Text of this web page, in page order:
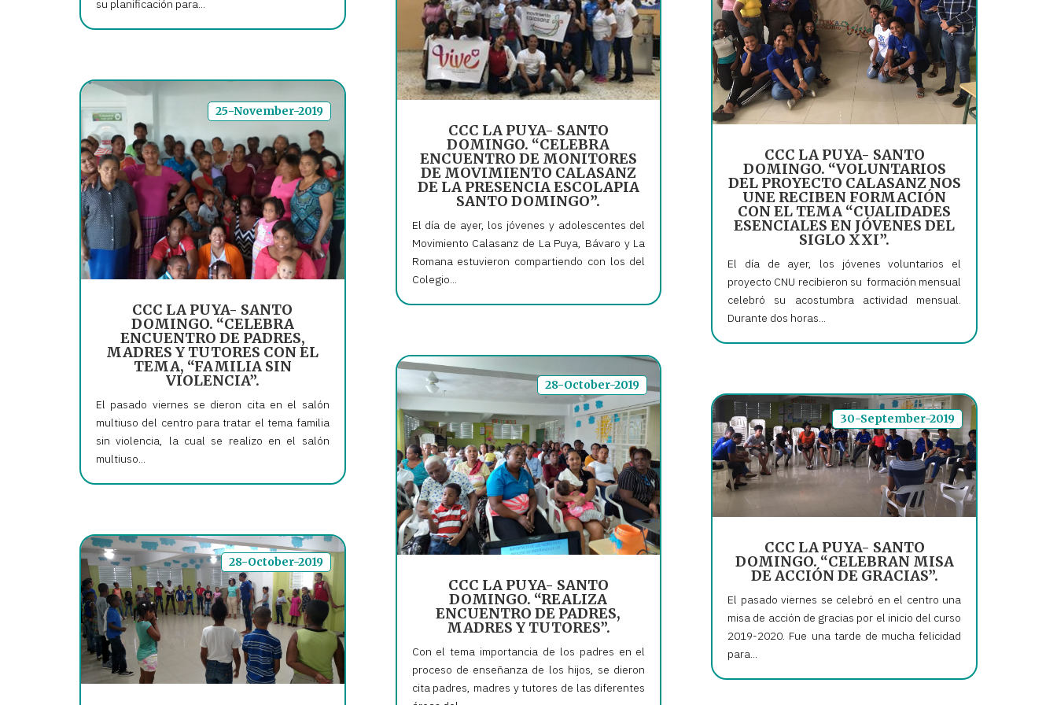
su planificación para...
CCC LA PUYA- SANTO
DOMINGO. “CELEBRA
ENCUENTRO DE PADRES,
MADRES Y TUTORES CON EL
TEMA, “FAMILIA SIN
VIOLENCIA”.
25-November-2019
El pasado viernes se dieron cita en el salón
multiuso del centro para tratar el tema familia
sin violencia, la cual se realizo en el salón
multiuso...
28-October-2019
CCC LA PUYA- SANTO
DOMINGO. “CELEBRA
ENCUENTRO DE MONITORES
DE MOVIMIENTO CALASANZ
DE LA PRESENCIA ESCOLAPIA
SANTO DOMINGO”.
El día de ayer, los jóvenes y adolescentes del
Movimiento Calasanz de La Puya, Bávaro y La
Romana estuvieron compartiendo con los del
Colegio...
CCC LA PUYA- SANTO
DOMINGO. “REALIZA
ENCUENTRO DE PADRES,
MADRES Y TUTORES”.
28-October-2019
Con el tema importancia de los padres en el
proceso de enseñanza de los hijos, se dieron
cita padres, madres y tutores de las diferentes
CCC LA PUYA- SANTO
DOMINGO. “VOLUNTARIOS
DEL PROYECTO CALASANZ NOS
UNE RECIBEN FORMACIÓN
CON EL TEMA “CUALIDADES
ESENCIALES EN JÓVENES DEL
SIGLO XXI”.
El día de ayer, los jóvenes voluntarios el
proyecto CNU recibieron su formación mensual
celebró su acostumbra actividad mensual.
Durante dos horas...
CCC LA PUYA- SANTO
DOMINGO. “CELEBRAN MISA
DE ACCIÓN DE GRACIAS”.
30-September-2019
El pasado viernes se celebró en el centro una
misa de acción de gracias por el inicio del curso
2019-2020. Fue una tarde de mucha felicidad
para...